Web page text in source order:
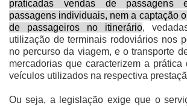
praticadas vendas de passagens
passagens individuais, nem a captação
de passageiros no itinerário,
utilização de terminais rodoviários nos
no percurso da viagem, e o transporte
mercadorias que caracterizem a prática
veículos utilizados na respectiva
Ou seja, a legislação exige que o